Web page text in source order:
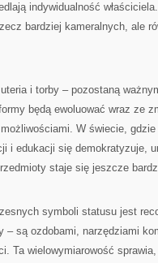
indywidualność
bardziej kameralnych, ale
i torby – pozostaną
będą ewoluować wraz ze
W świecie,
i edukacji się demokratyzuje,
staje się jeszcze
symboli statusu jest
– są ozdobami, narzędziami
Ta wielowymiarowość